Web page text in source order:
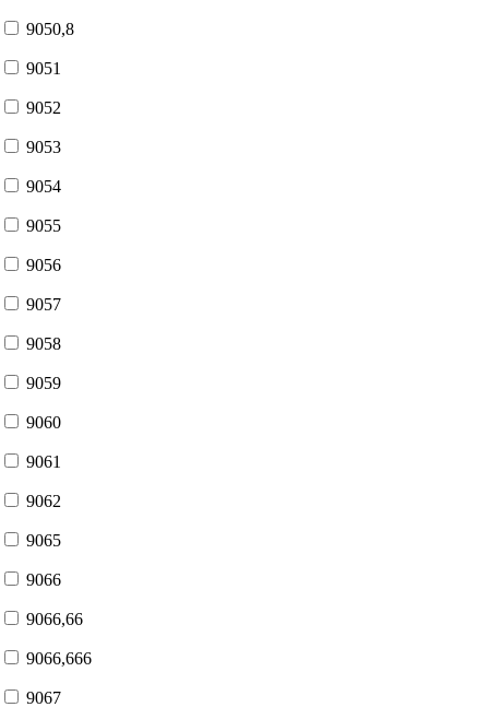
9050,8
9051
9052
9053
9054
9055
9056
9057
9058
9059
9060
9061
9062
9065
9066
9066,66
9066,666
9067